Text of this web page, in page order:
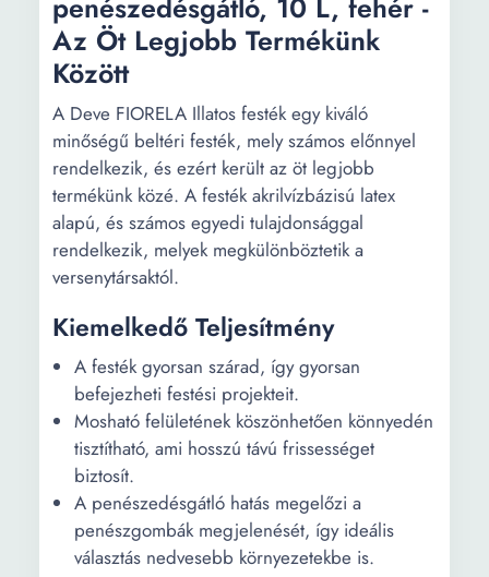
Az Öt Legjobb Termékünk
Között
A Deve FIORELA Illatos festék egy kiváló
minőségű beltéri festék, mely számos előnnyel
rendelkezik, és ezért került az öt legjobb
termékünk közé. A festék akrilvízbázisú latex
alapú, és számos egyedi tulajdonsággal
rendelkezik, melyek megkülönböztetik a
versenytársaktól.
Kiemelkedő Teljesítmény
A festék gyorsan szárad, így gyorsan
befejezheti festési projekteit.
Mosható felületének köszönhetően könnyedén
tisztítható, ami hosszú távú frissességet
biztosít.
A penészedésgátló hatás megelőzi a
penészgombák megjelenését, így ideális
választás nedvesebb környezetekbe is.